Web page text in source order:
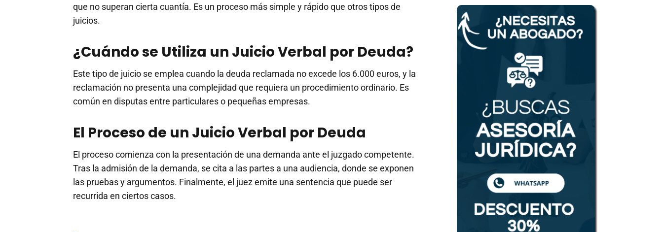
que no superan cierta cuantía. Es un proceso más simple y rápido que otros tipos de
juicios.
¿Cuándo se Utiliza un Juicio Verbal por Deuda?
Este tipo de juicio se emplea cuando la deuda reclamada no excede los 6.000 euros, y la
reclamación no presenta una complejidad que requiera un procedimiento ordinario. Es
común en disputas entre particulares o pequeñas empresas.
El Proceso de un Juicio Verbal por Deuda
El proceso comienza con la presentación de una demanda ante el juzgado competente.
Tras la admisión de la demanda, se cita a las partes a una audiencia, donde se exponen
las pruebas y argumentos. Finalmente, el juez emite una sentencia que puede ser
recurrida en ciertos casos.